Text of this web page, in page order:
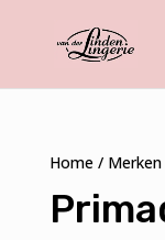
Home/ Merken